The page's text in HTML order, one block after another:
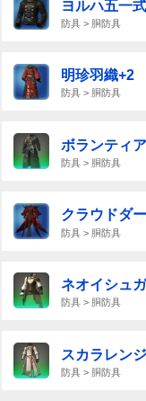
ヨルハ五一
防具 > 胴防具
明珍羽織+2
防具 > 胴防具
ボランティ
防具 > 胴防具
クラウドダ
防具 > 胴防具
ネオイシュ
防具 > 胴防具
スカラレン
防具 > 胴防具